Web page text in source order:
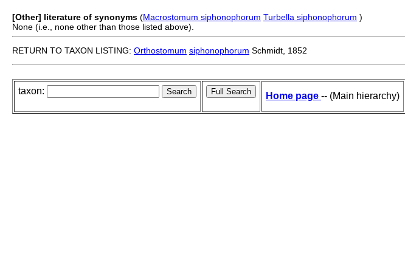
[Other] literature of synonyms (Macrostomum siphonophorum Turbella siphonophorum )
None (i.e., none other than those listed above).
RETURN TO TAXON LISTING: Orthostomum siphonophorum Schmidt, 1852
taxon: Home page -- (Main hierarchy)